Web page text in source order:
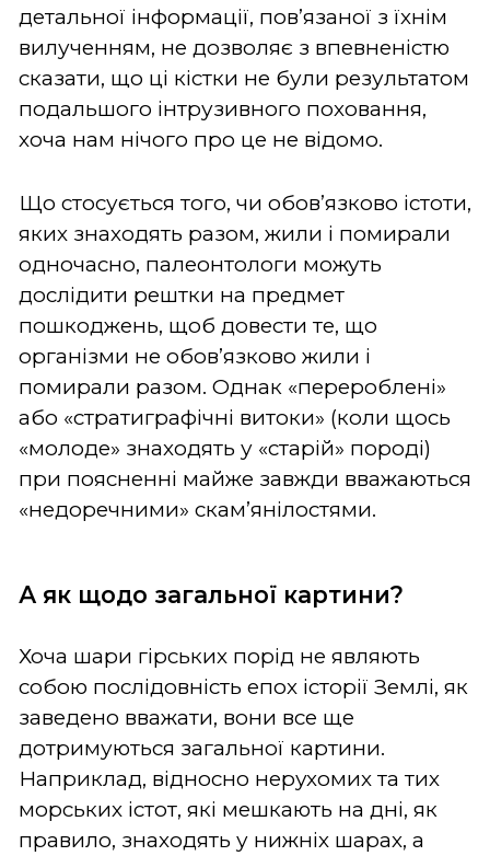
детальної інформації, пов’язаної з їхнім
вилученням, не дозволяє з впевненістю
сказати, що ці кістки не були результатом
подальшого інтрузивного поховання,
хоча нам нічого про це не відомо.
Що стосується того, чи обов’язково істоти,
яких знаходять разом, жили і помирали
одночасно, палеонтологи можуть
дослідити рештки на предмет
пошкоджень, щоб довести те, що
організми не обов’язково жили і
помирали разом. Однак «перероблені»
або «стратиграфічні витоки» (коли щось
«молоде» знаходять у «старій» породі)
при поясненні майже завжди вважаються
«недоречними» скам’янілостями.
А як щодо загальної картини?
Хоча шари гірських порід не являють
собою послідовність епох історії Землі, як
заведено вважати, вони все ще
дотримуються загальної картини.
Наприклад, відносно нерухомих та тих
морських істот, які мешкають на дні, як
правило, знаходять у нижніх шарах, а